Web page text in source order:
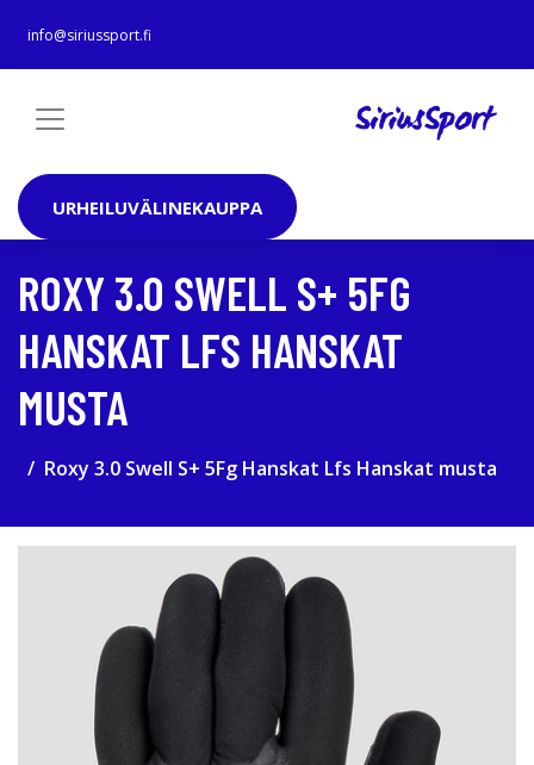
info@siriussport.fi
URHEILUVÄLINEKAUPPA
ROXY 3.0 SWELL S+ 5FG
HANSKAT LFS HANSKAT
MUSTA
Roxy 3.0 Swell S+ 5Fg Hanskat Lfs Hanskat musta